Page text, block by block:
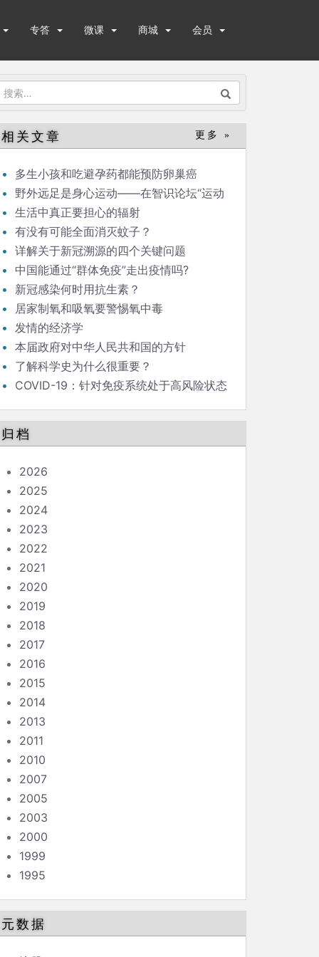
专答 微课 商城 会员
搜
：
相关文章 更多 »
多生小孩和吃避孕药都能预防卵巢癌
野外远足是身心运动——在智识论坛“运动
与健康”的发言
生活中真正要担心的辐射
有没有可能全面消灭蚊子？
详解关于新冠溯源的四个关键问题
中国能通过“群体免疫”走出疫情吗?
新冠感染何时用抗生素？
居家制氧和吸氧要警惕氧中毒
发情的经济学
本届政府对中华人民共和国的方针
了解科学史为什么很重要？
COVID-19：针对免疫系统处于高风险状态
归档
2026
2025
2024
2023
2022
2021
2020
2019
2018
2017
2016
2015
2014
2013
2011
2010
2007
2005
2003
2000
1999
1995
元数据